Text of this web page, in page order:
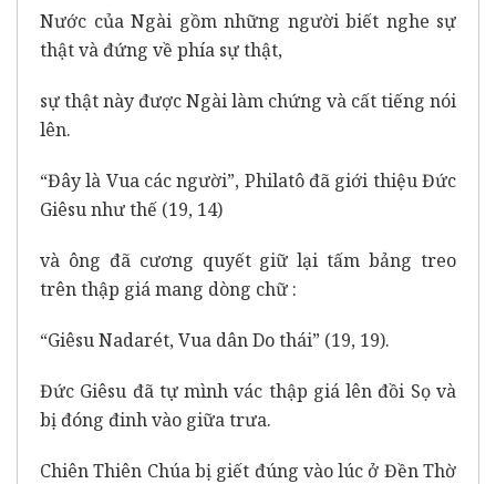
Nước của Ngài gồm những người biết nghe sự
thật và đứng về phía sự thật,
sự thật này được Ngài làm chứng và cất tiếng nói
lên.
“Đây là Vua các người”, Philatô đã giới thiệu Đức
Giêsu như thế (19, 14)
và ông đã cương quyết giữ lại tấm bảng treo
trên thập giá mang dòng chữ :
“Giêsu Nadarét, Vua dân Do thái” (19, 19).
Đức Giêsu đã tự mình vác thập giá lên đồi Sọ và
bị đóng đinh vào giữa trưa.
Chiên Thiên Chúa bị giết đúng vào lúc ở Đền Thờ